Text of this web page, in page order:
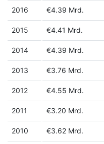
2016 €4.39 Mrd.
2015 €4.41 Mrd.
2014 €4.39 Mrd.
2013 €3.76 Mrd.
2012 €4.55 Mrd.
2011 €3.20 Mrd.
2010 €3.62 Mrd.